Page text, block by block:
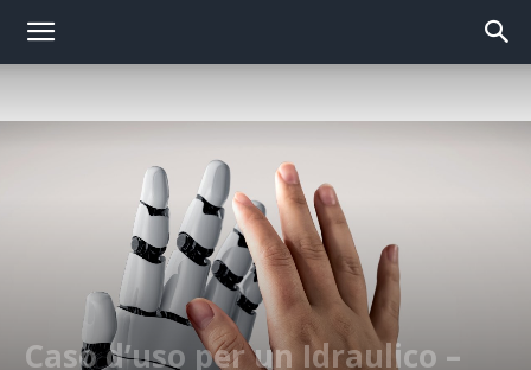
Caso d’uso per un Idraulico –